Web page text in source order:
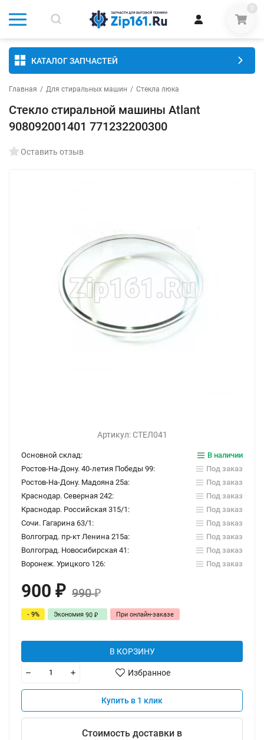
0
КАТАЛОГ ЗАПЧАСТЕЙ
Главная / Для стиральных машин / Стекла люка
Стекло стиральной машины Atlant
908092001401 771232200300
Оставить отзыв
Артикул: СТЕЛ041
Основной склад:
В наличии
Ростов-На-Дону. 40-летия Победы 99:
Под заказ
Ростов-На-Дону. Мадояна 25а:
Под заказ
Краснодар. Северная 242:
Под заказ
Краснодар. Российская 315/1:
Под заказ
Сочи. Гагарина 63/1:
Под заказ
Волгоград. пр-кт Ленина 215а:
Под заказ
Волгоград. Новосибирская 41:
Под заказ
Воронеж. Урицкого 126:
Под заказ
900 ₽ 990₽
- 9% Экономия 90 ₽ При онлайн-заказе
В КОРЗИНУ
Избранное
Купить в 1 клик
Стоимость доставки в